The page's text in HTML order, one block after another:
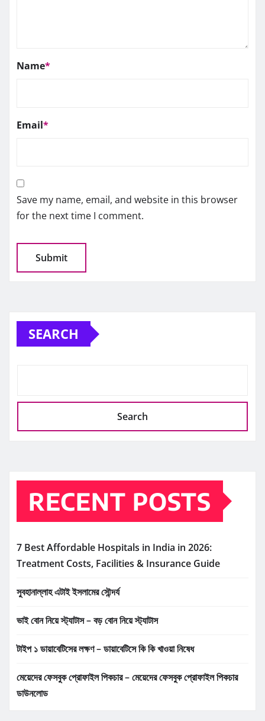
Name*
Email*
Save my name, email, and website in this browser
for the next time I comment.
SEARCH
Search
RECENT POSTS
7 Best Affordable Hospitals in India in 2026:
Treatment Costs, Facilities & Insurance Guide
সুবহানাল্লাহ এটাই ইসলামের সৌন্দর্য
ভাই বোন নিয়ে স্ট্যাটাস – বড় বোন নিয়ে স্ট্যাটাস
টাইপ ১ ডায়াবেটিসের লক্ষণ – ডায়াবেটিসে কি কি খাওয়া নিষেধ
মেয়েদের ফেসবুক প্রোফাইল পিকচার – মেয়েদের ফেসবুক প্রোফাইল পিকচার
ডাউনলোড